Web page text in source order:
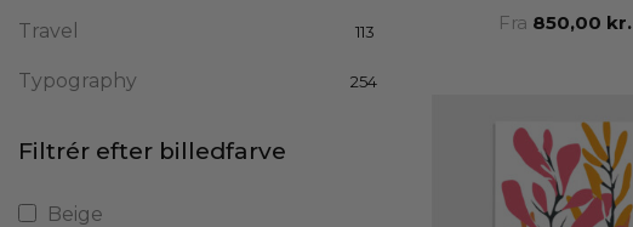
Fra 850,00 kr.
Travel 113
Typography 254
Filtrér efter billedfarve
Beige